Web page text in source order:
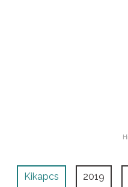
Kikapcs 2019